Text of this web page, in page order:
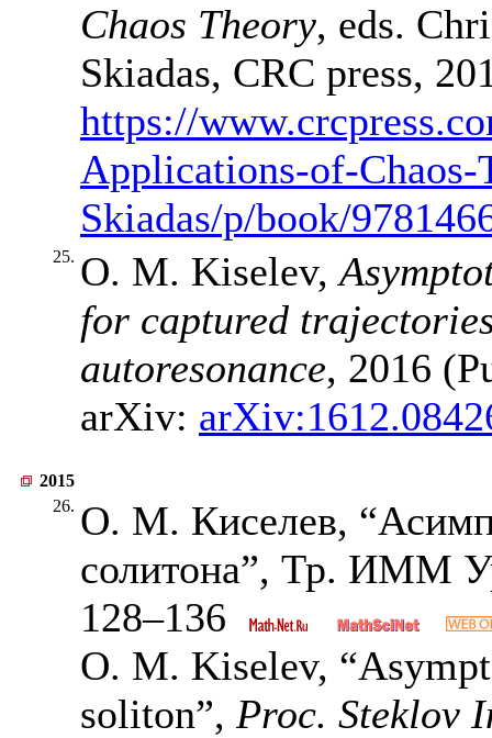
Chaos Theory, eds.
Skiadas, CRC press,
https://
Applications-of-Chaos-
Skiadas/p/book/
25. O. M. Kiselev,
for captured
autoresonance, 2016
arXiv:
2015
26. О. М. Киселев,
солитона”, Тр. ИММ
128–136
O. M. Kiselev,
soliton”, Proc. Steklov